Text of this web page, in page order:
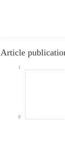
Article
0
1